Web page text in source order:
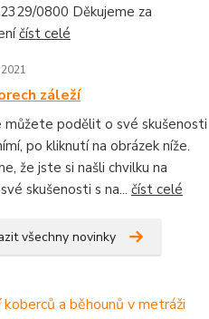
0800 Děkujeme za
číst celé
záleží
můžete podělit o své skušenosti
po kliknutí na obrázek níže.
že jste si našli chvilku na
skušenosti s na... číst celé
všechny novinky